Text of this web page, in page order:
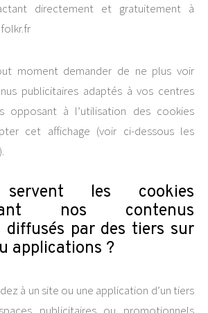
directement et gratuitement à
moment demander de ne plus voir
publicitaires adaptés à vos centres
opposant à l’utilisation des cookies
cet affichage (voir ci-dessous les
les cookies
nos contenus
diffusés par des tiers sur
applications ?
à un site ou une application d’un tiers